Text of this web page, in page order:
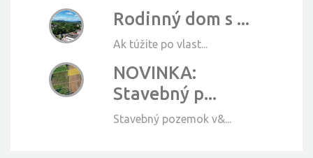
Rodinný dom s ...
Ak túžite po vlast...
NOVINKA:
Stavebný p...
Stavebný pozemok v&...